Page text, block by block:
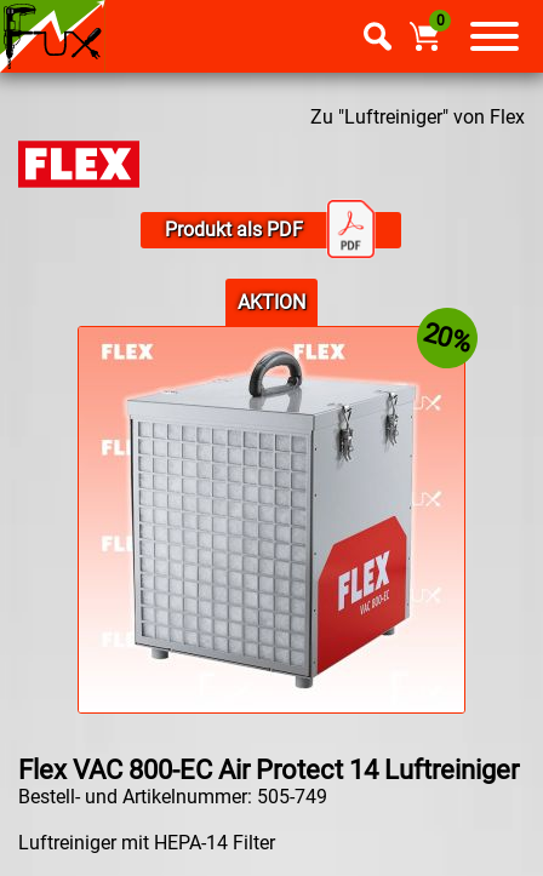
0
Zu "Luftreiniger" von Flex
Flex VAC 800-EC Air Protect 14 Luftreiniger
Bestell- und Artikelnummer: 505-749
Luftreiniger mit HEPA-14 Filter
Produkt als PDF
AKTION
20%